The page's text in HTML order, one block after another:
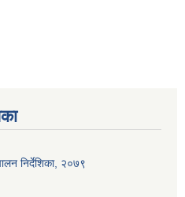
निर्देशिका, २०७९